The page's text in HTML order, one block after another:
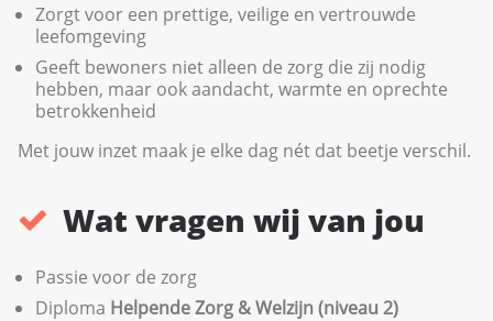
Zorgt voor een prettige, veilige en vertrouwde
leefomgeving
Geeft bewoners niet alleen de zorg die zij nodig
hebben, maar ook aandacht, warmte en oprechte
betrokkenheid
Met jouw inzet maak je elke dag nét dat beetje verschil.
Wat vragen wij van jou
Passie voor de zorg
Diploma Helpende Zorg & Welzijn (niveau 2)